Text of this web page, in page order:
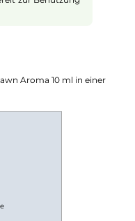
Koolada. Das ist
Gefühl im Hals.
Longfill
heißt, du mischst
kannst du die Stärke
E-Zigarette genau
und dein Liquid